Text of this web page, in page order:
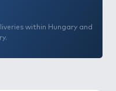
within Hungary and